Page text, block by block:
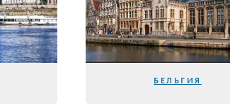
БЕЛЬГИЯ